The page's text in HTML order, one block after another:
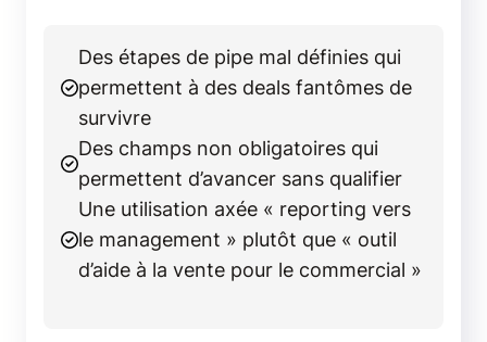
Des étapes de pipe mal définies qui
permettent à des deals fantômes de
survivre
Des champs non obligatoires qui
permettent d’avancer sans qualifier
Une utilisation axée « reporting vers
le management » plutôt que « outil
d’aide à la vente pour le commercial »